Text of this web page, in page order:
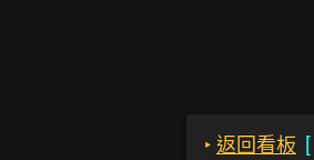
‣ 返回看板 [